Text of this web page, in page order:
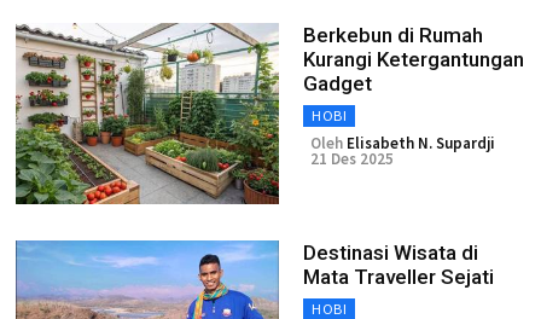
Berkebun di Rumah
Kurangi Ketergantungan
Gadget
HOBI
Oleh Elisabeth N. Supardji
21 Des 2025
Destinasi Wisata di
Mata Traveller Sejati
HOBI